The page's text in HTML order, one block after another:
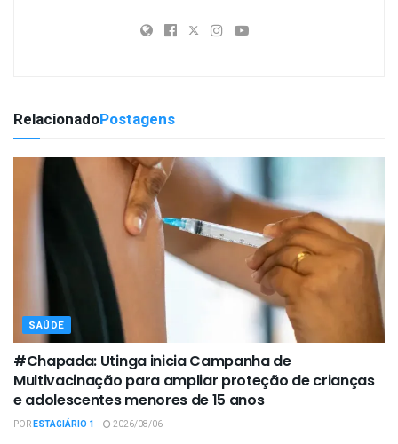
RelacionadoPostagens
SAÚDE
#Chapada: Utinga inicia Campanha de
Multivacinação para ampliar proteção de crianças
e adolescentes menores de 15 anos
PORESTAGIÁRIO 1 2026/08/06